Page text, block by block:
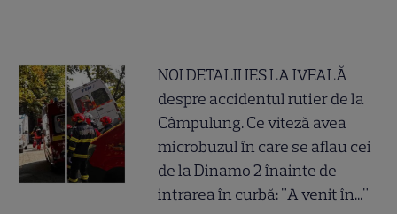
NOI DETALII IES LA IVEALĂ
despre accidentul rutier de la
Câmpulung. Ce viteză avea
microbuzul în care se aflau cei
de la Dinamo 2 înainte de
intrarea în curbă: "A venit în..."